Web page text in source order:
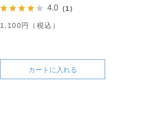
4.0 （1）
1,100円（税込）
カートに入れる